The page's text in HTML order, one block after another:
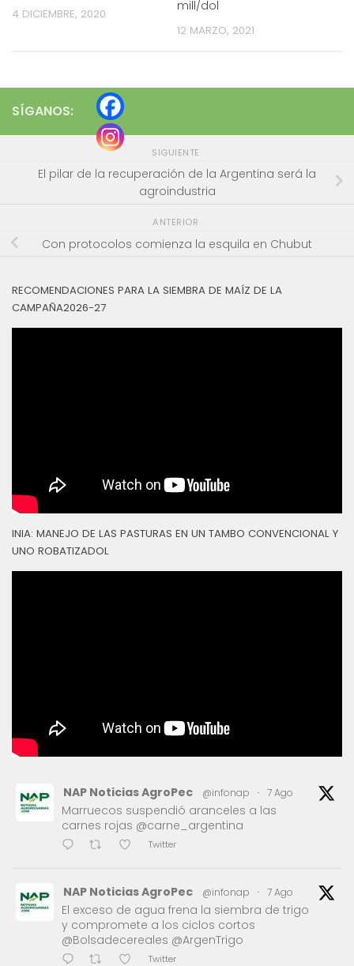
4 DICIEMBRE, 2020
mill/dol
12 MARZO, 2021
SÍGANOS:
SIGUIENTE
El pilar de la recuperación de la Argentina será la
agroindustria
ANTERIOR
Con protocolos comienza la esquila en Chubut
RECOMENDACIONES PARA LA SIEMBRA DE MAÍZ DE LA
CAMPAÑA2026-27
INIA: MANEJO DE LAS PASTURAS EN UN TAMBO CONVENCIONAL Y
UNO ROBATIZADOL
NAP Noticias AgroPec @infonap · 7 Ago
Marruecos suspendió aranceles a las
carnes rojas @carne_argentina
Twitter
NAP Noticias AgroPec @infonap · 7 Ago
El exceso de agua frena la siembra de trigo
y compromete a los ciclos cortos
@Bolsadecereales @ArgenTrigo
Twitter